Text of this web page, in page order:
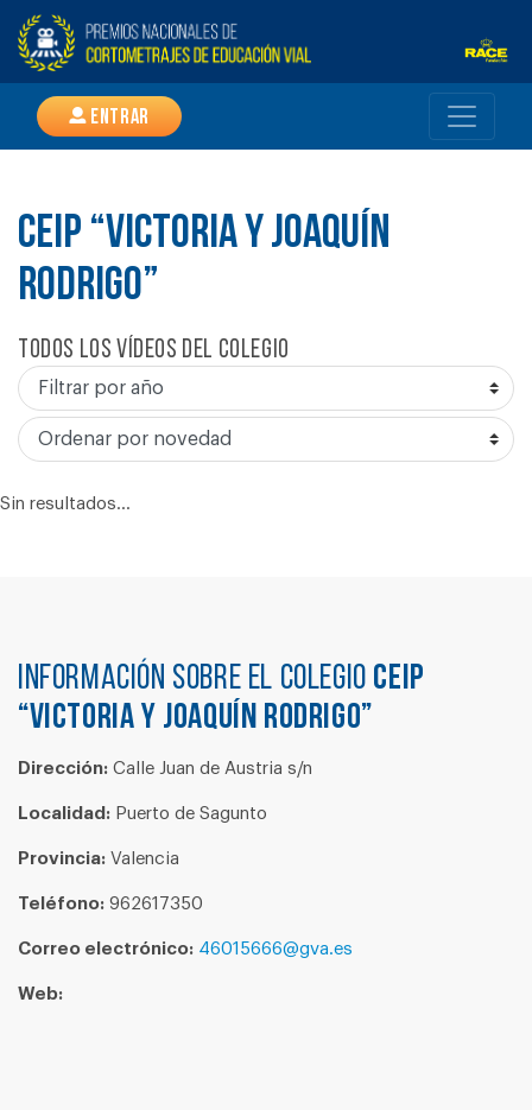
Entrar
CEIP “VICTORIA Y JOAQUÍN
RODRIGO”
Todos los vídeos del colegio
Sin resultados...
Información sobre el colegio CEIP
“VICTORIA Y JOAQUÍN RODRIGO”
Dirección: Calle Juan de Austria s/n
Localidad: Puerto de Sagunto
Provincia: Valencia
Teléfono: 962617350
Correo electrónico: 46015666@gva.es
Web: